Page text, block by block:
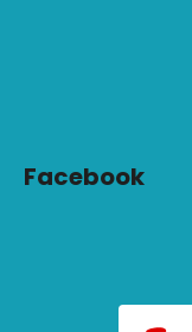
Facebook